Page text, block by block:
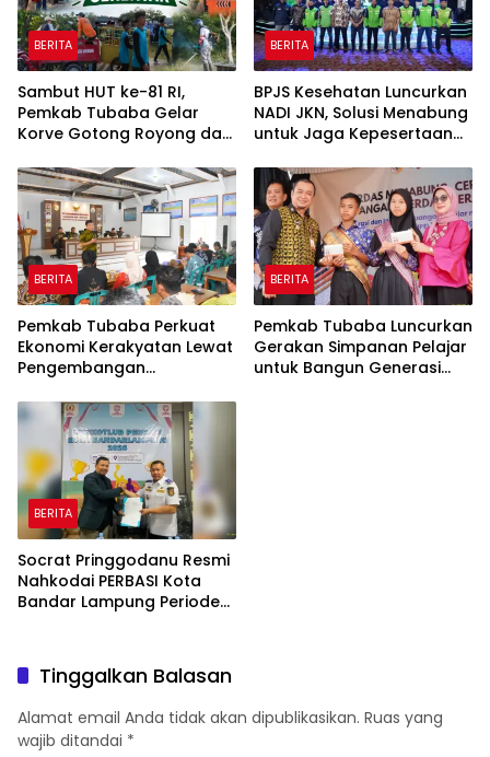
BERITA
Sambut HUT ke-81 RI,
Pemkab Tubaba Gelar
Korve Gotong Royong dan
BERITA
BPJS Kesehatan Luncurkan
NADI JKN, Solusi Menabung
untuk Jaga Kepesertaan
BERITA
Pemkab Tubaba Perkuat
Ekonomi Kerakyatan Lewat
Pengembangan
Penyaluran KUR
BERITA
Pemkab Tubaba Luncurkan
Gerakan Simpanan Pelajar
untuk Bangun Generasi
BERITA
Socrat Pringgodanu Resmi
Nahkodai PERBASI Kota
Bandar Lampung Periode
Tinggalkan Balasan
Alamat email Anda tidak akan dipublikasikan. Ruas yang
wajib ditandai *